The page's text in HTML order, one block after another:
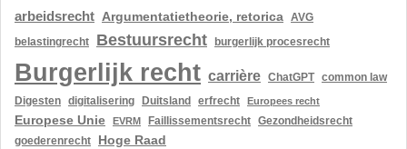
arbeidsrecht Argumentatietheorie, retorica AVG
belastingrecht Bestuursrecht burgerlijk procesrecht
Burgerlijk recht carrière ChatGPT common law
Digesten
digitalisering Duitsland erfrecht Europees recht
Europese Unie EVRM Faillissementsrecht
Gezondheidsrecht
goederenrecht
Hoge Raad